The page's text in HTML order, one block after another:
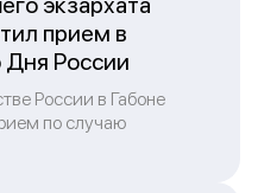
прием в
Дня России
России в Габоне
по случаю